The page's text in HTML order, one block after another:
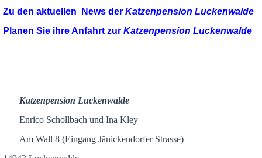
Zu den aktuellen News der Katzenpension Luckenwalde
Planen Sie ihre Anfahrt zur Katzenpension Luckenwalde
Katzenpension Luckenwalde
Enrico Schollbach und Ina Kley
Am Wall 8 (Eingang Jänickendorfer Strasse)